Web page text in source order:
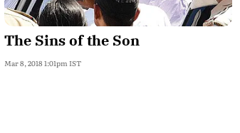
The Sins of the Son
Mar 8, 2018 1:01pm IST